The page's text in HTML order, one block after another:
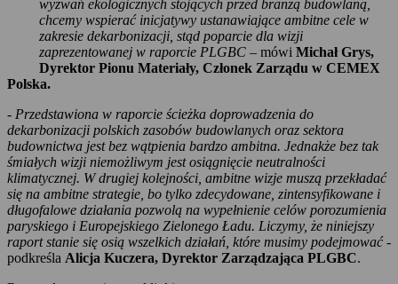
wyzwań ekologicznych stojących przed branżą budowlaną,
chcemy wspierać inicjatywy ustanawiające ambitne cele w
zakresie dekarbonizacji, stąd poparcie dla wizji
zaprezentowanej w raporcie PLGBC – mówi Michał Grys,
Dyrektor Pionu Materiały, Członek Zarządu w CEMEX
Polska.
- Przedstawiona w raporcie ścieżka doprowadzenia do
dekarbonizacji polskich zasobów budowlanych oraz sektora
budownictwa jest bez wątpienia bardzo ambitna. Jednakże bez tak
śmiałych wizji niemożliwym jest osiągnięcie neutralności
klimatycznej. W drugiej kolejności, ambitne wizje muszą przekładać
się na ambitne strategie, bo tylko zdecydowane, zintensyfikowane i
długofalowe działania pozwolą na wypełnienie celów porozumienia
paryskiego i Europejskiego Zielonego Ładu. Liczymy, że niniejszy
raport stanie się osią wszelkich działań, które musimy podejmować-
podkreśla Alicja Kuczera, Dyrektor Zarządzająca PLGBC.